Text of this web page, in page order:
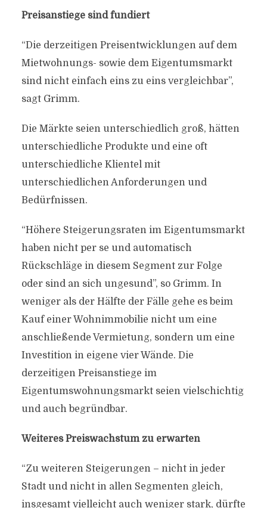
Preisanstiege sind fundiert
“Die derzeitigen Preisentwicklungen auf dem
Mietwohnungs- sowie dem Eigentumsmarkt
sind nicht einfach eins zu eins vergleichbar”,
sagt Grimm.
Die Märkte seien unterschiedlich groß, hätten
unterschiedliche Produkte und eine oft
unterschiedliche Klientel mit
unterschiedlichen Anforderungen und
Bedürfnissen.
“Höhere Steigerungsraten im Eigentumsmarkt
haben nicht per se und automatisch
Rückschläge in diesem Segment zur Folge
oder sind an sich ungesund”, so Grimm. In
weniger als der Hälfte der Fälle gehe es beim
Kauf einer Wohnimmobilie nicht um eine
anschließende Vermietung, sondern um eine
Investition in eigene vier Wände. Die
derzeitigen Preisanstiege im
Eigentumswohnungsmarkt seien vielschichtig
und auch begründbar.
Weiteres Preiswachstum zu erwarten
“Zu weiteren Steigerungen – nicht in jeder
Stadt und nicht in allen Segmenten gleich,
insgesamt vielleicht auch weniger stark, dürfte